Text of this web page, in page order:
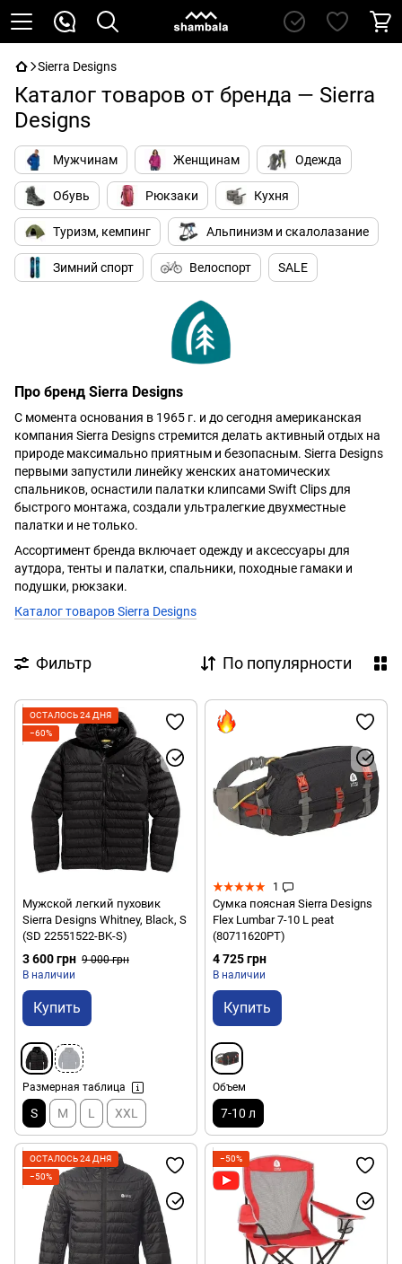
Sierra Designs
Каталог товаров от бренда — Sierra
Designs
Мужчинам Женщинам Одежда
Обувь Рюкзаки Кухня
Туризм, кемпинг Альпинизм и скалолазание
Зимний спорт Велоспорт SALE
Про бренд Sierra Designs
С момента основания в 1965 г. и до сегодня американская
компания Sierra Designs стремится делать активный отдых на
природе максимально приятным и безопасным. Sierra Designs
первыми запустили линейку женских анатомических
спальников, оснастили палатки клипсами Swift Clips для
быстрого монтажа, создали ультралегкие двухместные
палатки и не только.
Ассортимент бренда включает одежду и аксессуары для
аутдора, тенты и палатки, спальники, походные гамаки и
подушки, рюкзаки.
Каталог товаров Sierra Designs
Фильтр По популярности
ОСТАЛОСЬ 24 ДНЯ
−60%
Мужской легкий пуховик
Sierra Designs Whitney, Black, S
(SD 22551522-BK-S)
3 600 грн 9 000 грн
В наличии
Купить
Размерная таблица
S M L XXL
1
Сумка поясная Sierra Designs
Flex Lumbar 7-10 L peat
(80711620PT)
4 725 грн
В наличии
Купить
Объем
7-10 л
ОСТАЛОСЬ 24 ДНЯ
−50%
−50%